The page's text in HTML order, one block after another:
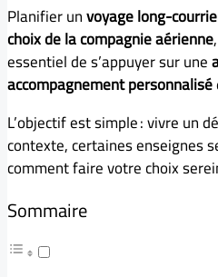
Planifier unvoyage long-
choix de la compagnie aérienne
essentiel de s’appuyer sur une
accompagnement personnalisé
L’objectif est simple : vivre un
contexte, certaines enseignes
comment faire votre choix
Sommaire